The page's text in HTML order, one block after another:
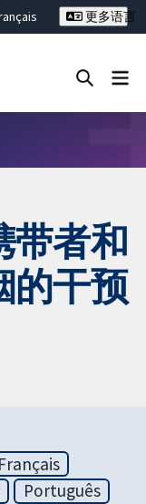
更多语言
带者和
的干预
Français
Português